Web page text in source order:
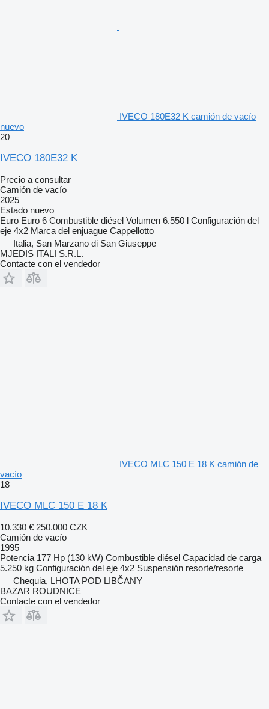
IVECO 180E32 K camión de vacío
nuevo
20
IVECO 180E32 K
Precio a consultar
Camión de vacío
2025
Estado nuevo
Euro Euro 6 Combustible diésel Volumen 6.550 l Configuración del
eje 4x2 Marca del enjuague Cappellotto
Italia, San Marzano di San Giuseppe
MJEDIS ITALI S.R.L.
Contacte con el vendedor
IVECO MLC 150 E 18 K camión de
vacío
18
IVECO MLC 150 E 18 K
10.330 € 250.000 CZK
Camión de vacío
1995
Potencia 177 Hp (130 kW) Combustible diésel Capacidad de carga
5.250 kg Configuración del eje 4x2 Suspensión resorte/resorte
Chequia, LHOTA POD LIBČANY
BAZAR ROUDNICE
Contacte con el vendedor